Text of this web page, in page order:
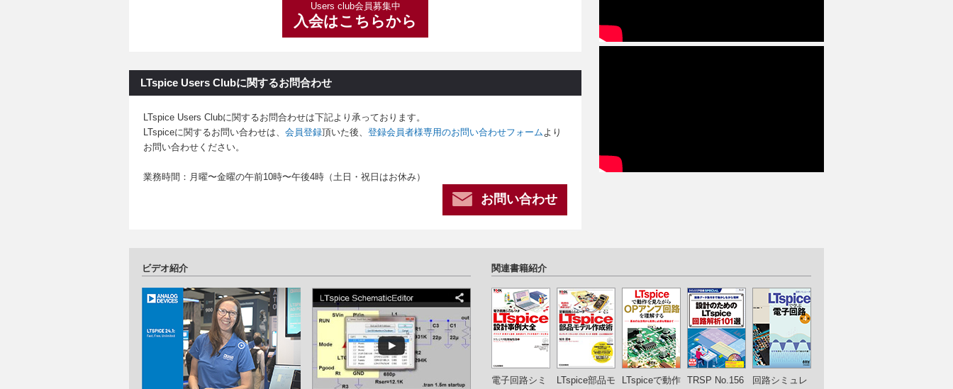
Users club会員募集中
入会はこちらから
LTspice Users Clubに関するお問合わせ
LTspice Users Clubに関するお問合わせは下記より承っております。
LTspiceに関するお問い合わせは、 会員登録頂いた後、 登録会員者様専用のお問い合わせフォームより
お問い合わせください。
業務時間：月曜〜金曜の午前10時〜午後4時（土日・祝日はお休み）
お問い合わせ
ビデオ紹介 関連書籍紹介
電子回路シミ
LTspice部品モ
LTspiceで動作 TRSP No.156
回路シミュレ